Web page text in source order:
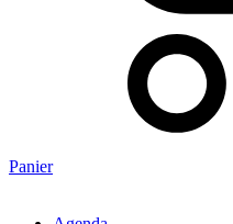
Panier